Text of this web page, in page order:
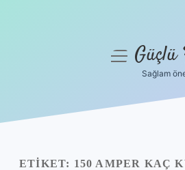
Yasal Uyarı
menüyü
Sağlam
ETIKET: 150 AMPER KAÇ